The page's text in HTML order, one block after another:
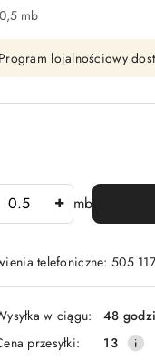
0,5 mb
Program lojalnościowy
mb
telefoniczne: 505
w ciągu:
48
przesyłki:
13